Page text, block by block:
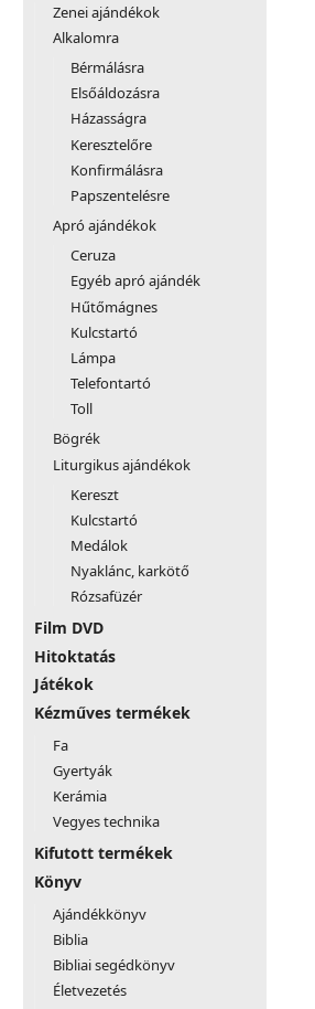
Zenei ajándékok
Alkalomra
Bérmálásra
Elsőáldozásra
Házasságra
Keresztelőre
Konfirmálásra
Papszentelésre
Apró ajándékok
Ceruza
Egyéb apró ajándék
Hűtőmágnes
Kulcstartó
Lámpa
Telefontartó
Toll
Bögrék
Liturgikus ajándékok
Kereszt
Kulcstartó
Medálok
Nyaklánc, karkötő
Rózsafüzér
Film DVD
Hitoktatás
Játékok
Kézműves termékek
Fa
Gyertyák
Kerámia
Vegyes technika
Kifutott termékek
Könyv
Ajándékkönyv
Biblia
Bibliai segédkönyv
Életvezetés